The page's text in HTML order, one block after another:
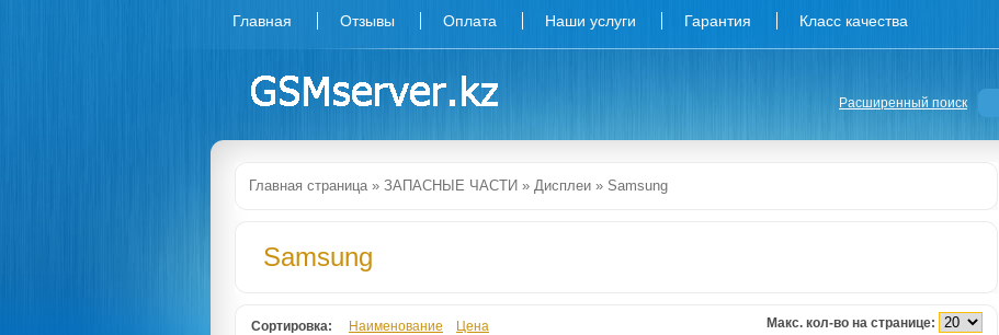
Главная Отзывы Оплата Наши услуги Гарантия Класс качества
Расширенный поиск
Главная страница» ЗАПАСНЫЕ ЧАСТИ » Дисплеи » Samsung
Samsung
Сортировка: Наименование Цена Макс. кол-во на странице: